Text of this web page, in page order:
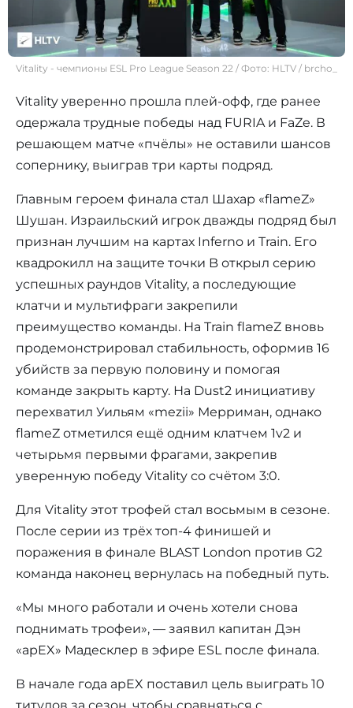
Vitality - чемпионы ESL Pro League Season 22 / Фото: HLTV / brcho_
Vitality уверенно прошла плей-офф, где ранее
одержала трудные победы над FURIA и FaZe. В
решающем матче «пчёлы» не оставили шансов
сопернику, выиграв три карты подряд.
Главным героем финала стал Шахар «flameZ»
Шушан. Израильский игрок дважды подряд был
признан лучшим на картах Inferno и Train. Его
квадрокилл на защите точки B открыл серию
успешных раундов Vitality, а последующие
клатчи и мультифраги закрепили
преимущество команды. На Train flameZ вновь
продемонстрировал стабильность, оформив 16
убийств за первую половину и помогая
команде закрыть карту. На Dust2 инициативу
перехватил Уильям «mezii» Мерриман, однако
flameZ отметился ещё одним клатчем 1v2 и
четырьмя первыми фрагами, закрепив
уверенную победу Vitality со счётом 3:0.
Для Vitality этот трофей стал восьмым в сезоне.
После серии из трёх топ-4 финишей и
поражения в финале BLAST London против G2
команда наконец вернулась на победный путь.
«Мы много работали и очень хотели снова
поднимать трофеи», — заявил капитан Дэн
«apEX» Мадесклер в эфире ESL после финала.
В начале года apEX поставил цель выиграть 10